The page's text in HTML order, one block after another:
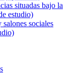
situadas bajo la
estudio)
sociales